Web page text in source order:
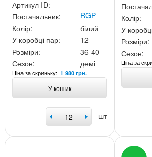
Артикул ID:
Постачальник:
RGP
Колір:
білий
У коробці пар:
12
Розміри:
36-40
Сезон:
демі
Ціна за скриньку: 1 980 грн.
У кошик
шт
Колір:
У
Розміри:
Сезон:
Ціна за